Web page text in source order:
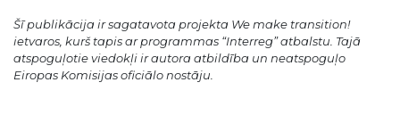
Šī publikācija ir sagatavota projekta We make transition!
ietvaros, kurš tapis ar programmas “Interreg” atbalstu. Tajā
atspoguļotie viedokļi ir autora atbildība un neatspoguļo
Eiropas Komisijas oficiālo nostāju.